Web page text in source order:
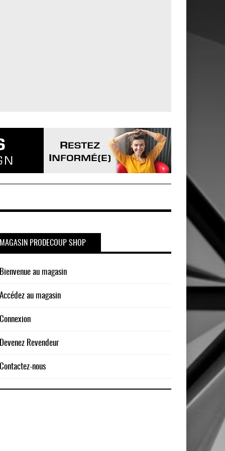
MAGASIN PRODECOUP SHOP
Bienvenue au magasin
Accédez au magasin
Connexion
Devenez Revendeur
Contactez-nous